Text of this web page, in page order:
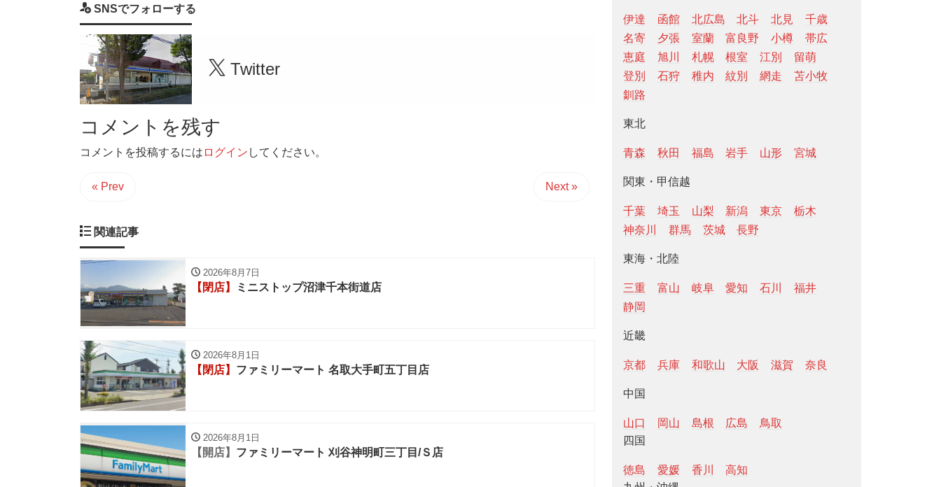
SNSでフォローする
Twitter
コメントを残す
コメントを投稿するには ログイン してください。
« Prev Next »
関連記事
2026年8月7日
【閉店】 ミニストップ沼津千本街道店
2026年8月1日
【閉店】 ファミリーマート 名取大手町五丁目店
2026年8月1日
【開店】 ファミリーマート 刈谷神明町三丁目/Ｓ店
伊達 函館 北広島 北斗 北見
千歳
名寄
夕張 室蘭 富良野 小樽
帯広
恵庭
旭川 札幌 根室 江別
留萌
登別
石狩 稚内 紋別 網走
苫小牧
釧路
東北
青森 秋田 福島 岩手 山形 宮城
関東・甲信越
千葉 埼玉 山梨 新潟 東京
栃木
神奈川
群馬 茨城 長野
東海・北陸
三重 富山 岐阜 愛知 石川
福井
静岡
近畿
京都 兵庫 和歌山 大阪 滋賀 奈良
中国
山口 岡山 島根 広島
鳥取
四国
徳島 愛媛 香川
高知